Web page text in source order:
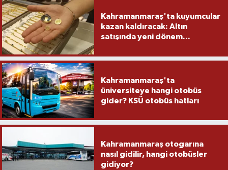
Kahramanmaraş'ta kuyumcular
kazan kaldıracak: Altın
satışında yeni dönem...
Kahramanmaraş'ta
üniversiteye hangi otobüs
gider? KSÜ otobüs hatları
Kahramanmaraş otogarına
nasıl gidilir, hangi otobüsler
gidiyor?